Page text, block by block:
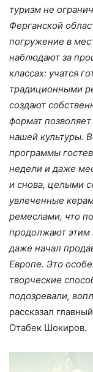
туризм не
Ферганской
погружение в
наблюдают за
классах: учатся
традиционными
создают
формат
нашей культуры.
программы
недели и даже
и снова, целыми
увлеченные
ремеслами, что
продолжают этим
даже начал
Европе. Это
творческие
подозревали,
рассказал
Отабек Шокиров.